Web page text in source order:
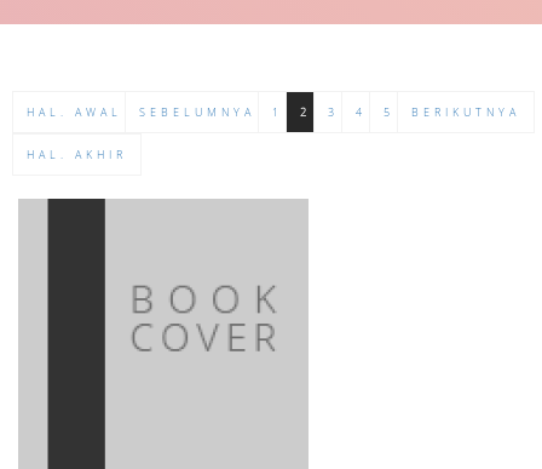
HAL. AWAL SEBELUMNYA 1 2 3 4 5 BERIKUTNYA
HAL. AKHIR